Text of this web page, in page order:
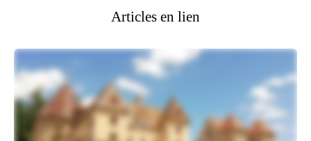
Articles en lien